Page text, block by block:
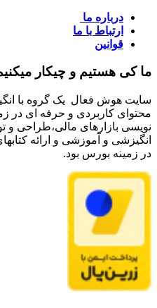
درباره ما
ارتباط با ما
قوانین
ما کی هستیم و چیکار
سایت هوش فعال یک گروه با
محتوای کاربردی و حرفه ای در
نویسی بازارهای مالی،طراحی و
انگیزشی و آموزشی و ارائه
در زمینه بورس بود.